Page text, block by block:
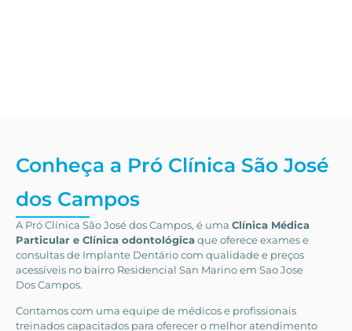
Conheça a Pró Clínica São José
dos Campos
A Pró Clínica São José dos Campos, é uma Clínica Médica
Particular e Clínica odontológica que oferece exames e
consultas de Implante Dentáriocom qualidade e preços
acessíveis no bairro Residencial San Marino em Sao Jose
Dos Campos.
Contamos com uma equipe de médicos e profissionais
treinados capacitados para oferecer o melhor atendimento